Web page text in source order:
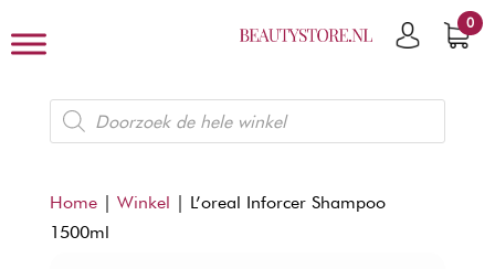
0
Producten
zoeken
Home| Winkel | L’oreal Inforcer Shampoo
1500ml